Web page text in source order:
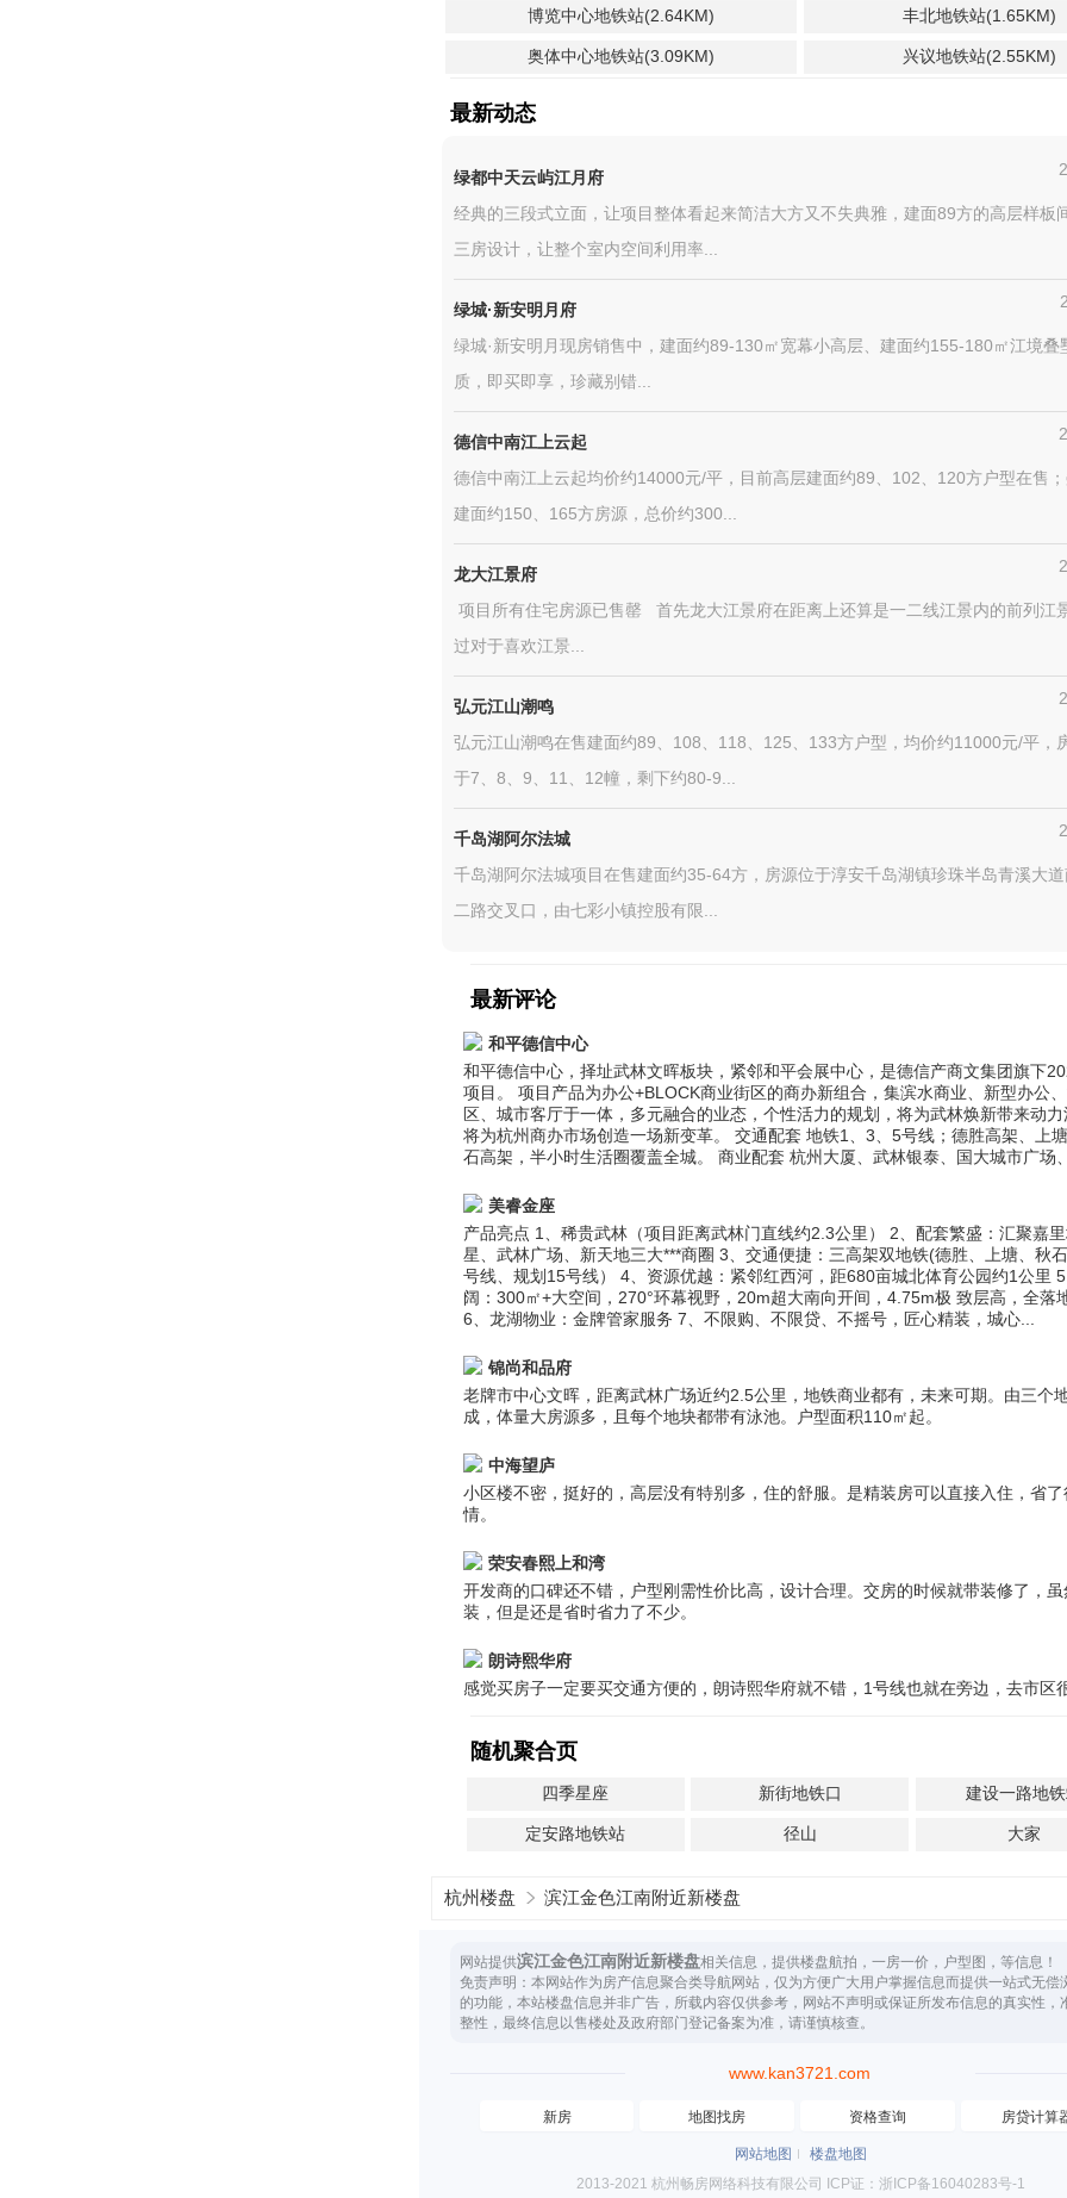
博览中心地铁站(2.64KM) 丰北地铁站(1.65KM)
奥体中心地铁站(3.09KM) 兴议地铁站(2.55KM)
最新动态
绿都中天云屿江月府
经典的三段式立面，让项目整体看起来简洁大方又不失典雅，建面89方的高层样板
三房设计，让整个室内空间利用率...
绿城·新安明月府
绿城·新安明月现房销售中，建面约89-130㎡宽幕小高层、建面约155-180㎡江境叠
质，即买即享，珍藏别错...
德信中南江上云起
德信中南江上云起均价约14000元/平，目前高层建面约89、102、120方户型在售
建面约150、165方房源，总价约300...
龙大江景府
项目所有住宅房源已售罄 首先龙大江景府在距离上还算是一二线江景内的前列江
过对于喜欢江景...
弘元江山潮鸣
弘元江山潮鸣在售建面约89、108、118、125、133方户型，均价约11000元/平，
于7、8、9、11、12幢，剩下约80-9...
千岛湖阿尔法城
千岛湖阿尔法城项目在售建面约35-64方，房源位于淳安千岛湖镇珍珠半岛青溪大
二路交叉口，由七彩小镇控股有限...
最新评论
和平德信中心
和平德信中心，择址武林文晖板块，紧邻和平会展中心，是德信产商文集团旗下
项目。 项目产品为办公+BLOCK商业街区的商办新组合，集滨水商业、新型办公
区、城市客厅于一体，多元融合的业态，个性活力的规划，将为武林焕新带来动
将为杭州商办市场创造一场新变革。 交通配套 地铁1、3、5号线；德胜高架、上
石高架，半小时生活圈覆盖全城。 商业配套 杭州大厦、武林银泰、国大城市广场
美睿金座
产品亮点 1、稀贵武林（项目距离武林门直线约2.3公里） 2、配套繁盛：汇聚嘉
星、武林广场、新天地三大***商圈 3、交通便捷：三高架双地铁(德胜、上塘、秋
号线、规划15号线） 4、资源优越：紧邻红西河，距680亩城北体育公园约1公里
阔：300㎡+大空间，270°环幕视野，20m超大南向开间，4.75m极 致层高，全落
6、龙湖物业：金牌管家服务 7、不限购、不限贷、不摇号，匠心精装，城心...
锦尚和品府
老牌市中心文晖，距离武林广场近约2.5公里，地铁商业都有，未来可期。由三个
成，体量大房源多，且每个地块都带有泳池。户型面积110㎡起。
中海望庐
小区楼不密，挺好的，高层没有特别多，住的舒服。是精装房可以直接入住，省
情。
荣安春熙上和湾
开发商的口碑还不错，户型刚需性价比高，设计合理。交房的时候就带装修了，
装，但是还是省时省力了不少。
朗诗熙华府
感觉买房子一定要买交通方便的，朗诗熙华府就不错，1号线也就在旁边，去市区
随机聚合页
四季星座 新街地铁口 建设一路地
定安路地铁站 径山 大家
杭州楼盘 滨江金色江南附近新楼盘
网站提供滨江金色江南附近新楼盘相关信息，提供楼盘航拍，一房一价，户型图，等信息！
免责声明：本网站作为房产信息聚合类导航网站，仅为方便广大用户掌握信息而提供一站式无偿
的功能，本站楼盘信息并非广告，所载内容仅供参考，网站不声明或保证所发布信息的真实性，
整性，最终信息以售楼处及政府部门登记备案为准，请谨慎核查。
www.kan3721.com
新房 地图找房 资格查询 房贷计算
网站地图
楼盘地图
2013-2021 杭州畅房网络科技有限公司 ICP证：浙ICP备16040283号-1